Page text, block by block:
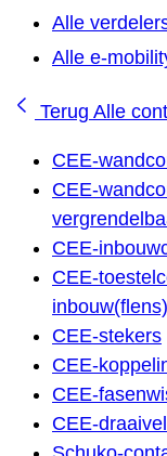
Alle
Alle e-
Terug Alle
CEE-
CEE-
CEE-
CEE-
inbouw(flens)
CEE-stekers
CEE-
CEE-
CEE-